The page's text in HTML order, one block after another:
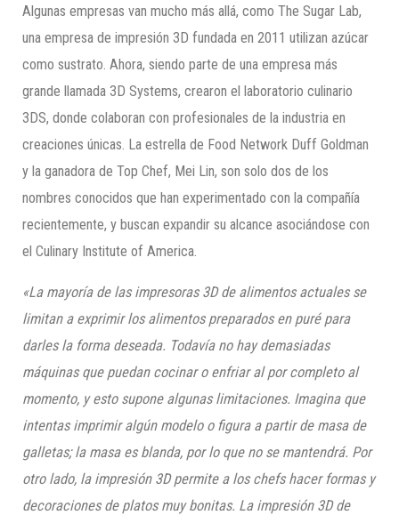
Algunas empresas van mucho más allá, como The Sugar Lab,
una empresa de impresión 3D fundada en 2011 utilizan azúcar
como sustrato. Ahora, siendo parte de una empresa más
grande llamada 3D Systems, crearon el laboratorio culinario
3DS, donde colaboran con profesionales de la industria en
creaciones únicas. La estrella de Food Network Duff Goldman
y la ganadora de Top Chef, Mei Lin, son solo dos de los
nombres conocidos que han experimentado con la compañía
recientemente, y buscan expandir su alcance asociándose con
el Culinary Institute of America.
«La mayoría de las impresoras 3D de alimentos actuales se
limitan a exprimir los alimentos preparados en puré para
darles la forma deseada. Todavía no hay demasiadas
máquinas que puedan cocinar o enfriar al por completo al
momento, y esto supone algunas limitaciones. Imagina que
intentas imprimir algún modelo o figura a partir de masa de
galletas; la masa es blanda, por lo que no se mantendrá. Por
otro lado, la impresión 3D permite a los chefs hacer formas y
decoraciones de platos muy bonitas. La impresión 3D de